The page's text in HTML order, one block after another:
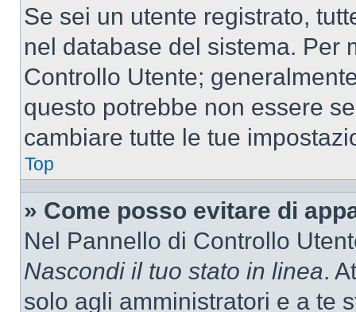
Se sei un utente registrato,
nel database del sistema. Per
Controllo Utente;
questo potrebbe non essere
cambiare tutte le tue
Top
» Come posso evitare di
Nel Pannello di Controllo
Nascondi il tuo stato in linea.
solo agli amministratori e a te